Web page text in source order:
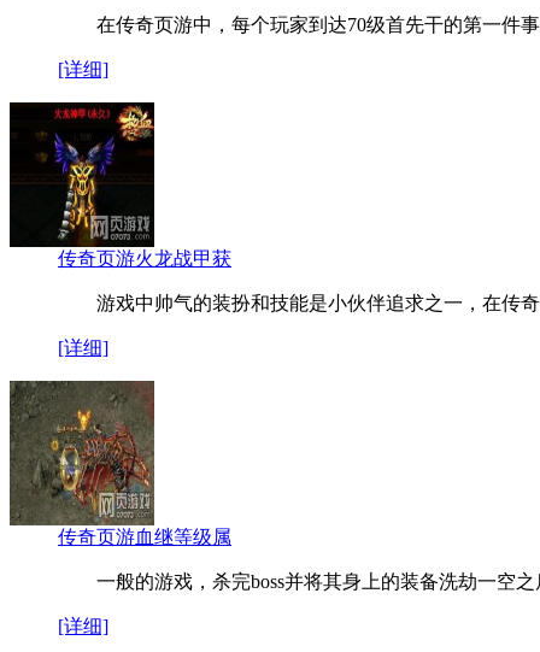
在传奇页游中，每个玩家到达70级首先干的第一件
[详细]
传奇页游火龙战甲获
游戏中帅气的装扮和技能是小伙伴追求之一，在传
[详细]
传奇页游血继等级属
一般的游戏，杀完boss并将其身上的装备洗劫一空
[详细]